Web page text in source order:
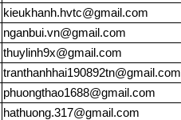
kieukhanh.hvtc@gmail.com
nganbui.vn@gmail.com
thuylinh9x@gmail.com
tranthanhhai190892tn@gmail.com
phuongthao1688@gmail.com
hathuong.317@gmail.com